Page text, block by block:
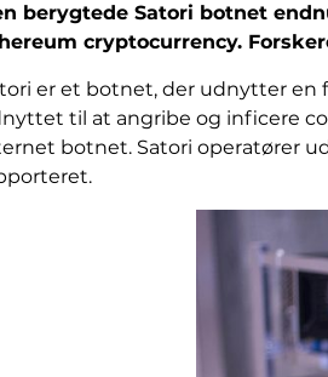
berygtede Satori botnet
cryptocurrency.
er et botnet, der udnytter en
til at angribe og inficere
botnet. Satori operatører